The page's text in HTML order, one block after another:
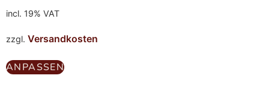
incl. 19% VAT
zzgl. Versandkosten
ANPASSEN